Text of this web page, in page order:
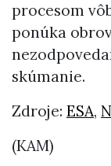
procesom
ponúka
skúmanie.
Zdroje: ESA,
(KAM)